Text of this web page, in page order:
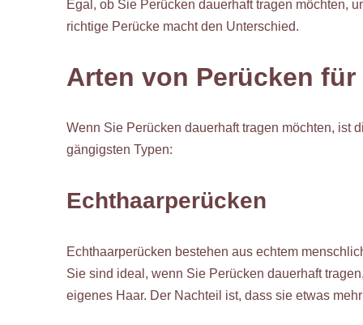
Egal, ob Sie Perücken dauerhaft tragen möchten,
richtige Perücke macht den Unterschied.
Arten von Perücken
Wenn Sie Perücken dauerhaft tragen möchten, ist
gängigsten Typen:
Echthaarperücken
Echthaarperücken bestehen aus echtem
Sie sind ideal, wenn Sie Perücken dauerhaft
eigenes Haar. Der Nachteil ist, dass sie etwas